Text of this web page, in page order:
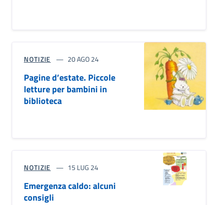
NOTIZIE 20 AGO 24
Pagine d’estate. Piccole
letture per bambini in
biblioteca
NOTIZIE 15 LUG 24
Emergenza caldo: alcuni
consigli